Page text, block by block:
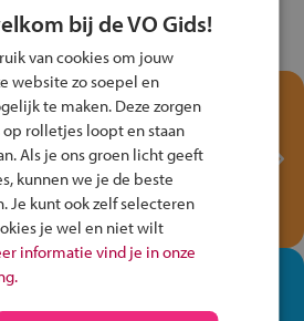
je kennis met het
Veilig
het Fiets Veilig Verkeersspel
win een Cortina-fiets!
de winkel ben je op je
bij de VO Gids!
van cookies om jouw
website zo soepel en
te maken. Deze zorgen
op rolletjes loopt en staan
Als je ons groen licht geeft
kunnen we je de beste
Je kunt ook zelf selecteren
je wel en niet wilt
informatie vind je in onze